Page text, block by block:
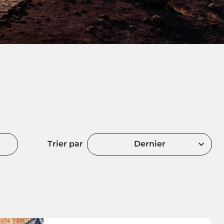
Trier par Dernier